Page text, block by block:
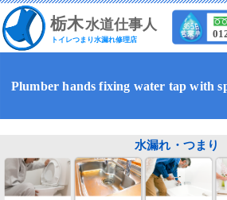
栃木水道仕事人
トイレつまり水漏れ修理店
Plumber hands fixing water tap with
水漏れ・つまり